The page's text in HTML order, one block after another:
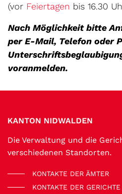
(vor Feiertagen bis 16.30
Nach Möglichkeit bitte
per E-Mail, Telefon oder
voranmelden.
KANTON NIDWALDEN
Die Verwaltung und die
verschiedenen Standorten.
KONTAKTE DER ÄMTER
KONTAKTE DER GERICHTE